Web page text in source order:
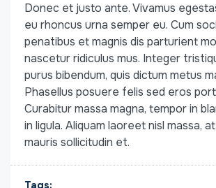
Donec et justo ante. Vivamus
eu rhoncus urna semper eu. Cum
penatibus et magnis dis parturient
nascetur ridiculus mus. Integer
purus bibendum, quis dictum metus
Phasellus posuere felis sed eros
Curabitur massa magna, tempor in
in ligula. Aliquam laoreet nisl massa,
mauris sollicitudin et.
Tags: